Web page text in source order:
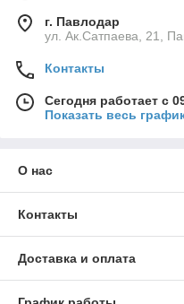
г. Павлодар
ул. Ак.Сатпаева, 21,
Контакты
Сегодня работает с
Показать весь
О нас
Контакты
Доставка и оплата